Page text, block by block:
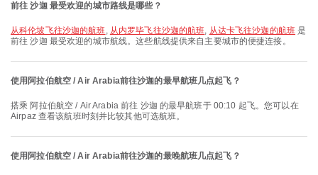
前往 沙迦 最受欢迎的城市路线是哪些？
从科伦坡飞往沙迦的航班, 从内罗毕飞往沙迦的航班, 从达卡飞往沙迦的航班 是
前往 沙迦 最受欢迎的城市航线。这些航线提供来自主要城市的便捷连接。
使用阿拉伯航空 / Air Arabia前往沙迦的最早航班几点起飞？
搭乘 阿拉伯航空 / Air Arabia 前往 沙迦 的最早航班于 00:10 起飞。您可以在
Airpaz 查看该航班时刻并比较其他可选航班。
使用阿拉伯航空 / Air Arabia前往沙迦的最晚航班几点起飞？